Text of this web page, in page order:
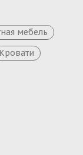
мебель
Кровати